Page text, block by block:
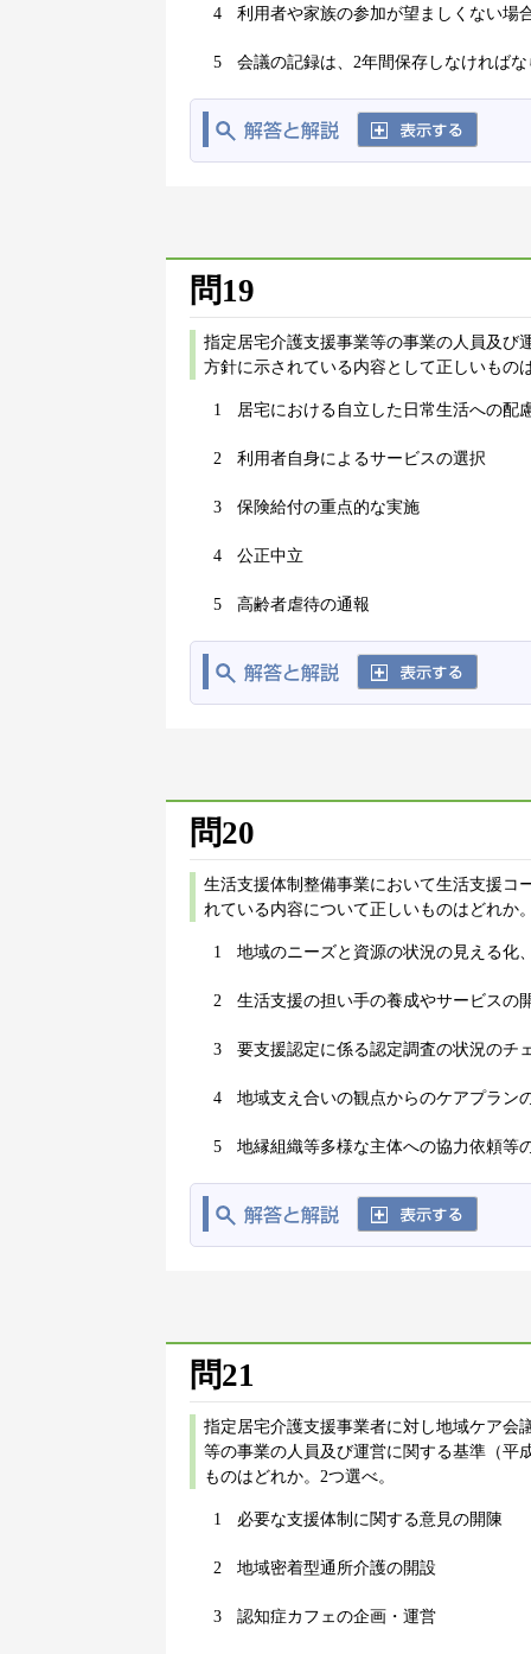
4 利用者や家族の参加が望ましくない場
5 会議の記録は、2年間保存しなければ
問19
指定居宅介護支援事業等の事業の人員及び
方針に示されている内容として正しいもの
1 居宅における自立した日常生活への配
2 利用者自身によるサービスの選択
3 保険給付の重点的な実施
4 公正中立
5 高齢者虐待の通報
問20
生活支援体制整備事業において生活支援コ
れている内容について正しいものはどれか
1 地域のニーズと資源の状況の見える化
2 生活支援の担い手の養成やサービスの
3 要支援認定に係る認定調査の状況のチ
4 地域支え合いの観点からのケアプラン
5 地縁組織等多様な主体への協力依頼等
問21
指定居宅介護支援事業者に対し地域ケア会
等の事業の人員及び運営に関する基準（平
ものはどれか。2つ選べ。
1 必要な支援体制に関する意見の開陳
2 地域密着型通所介護の開設
3 認知症カフェの企画・運営